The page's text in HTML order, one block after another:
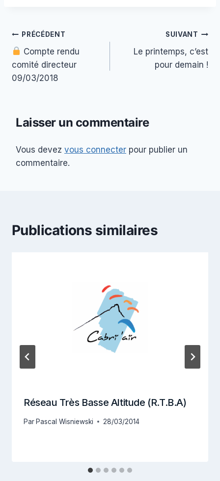
Navigation
de
l’article
PRÉCÉDENT
Compte rendu
comité directeur
09/03/2018
SUIVANT
Le printemps, c’est
pour demain !
Laisser un commentaire
Vous devez vous connecter pour publier un
commentaire.
Publications similaires
Réseau Très Basse Altitude (R.T.B.A)
ParPascal Wisniewski 28/03/2014